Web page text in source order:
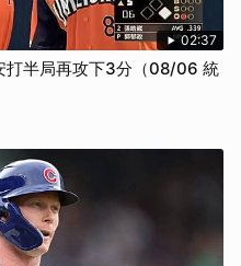
02:37
打半局再攻下3分（08/06 統